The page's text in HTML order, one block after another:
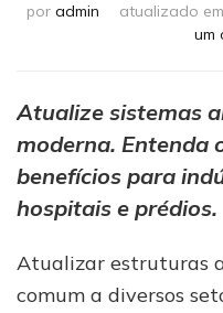
por admin atualizado em
um
Atualize sistemas
moderna. Entenda
benefícios para
hospitais e prédios.
Atualizar estruturas
comum a diversos